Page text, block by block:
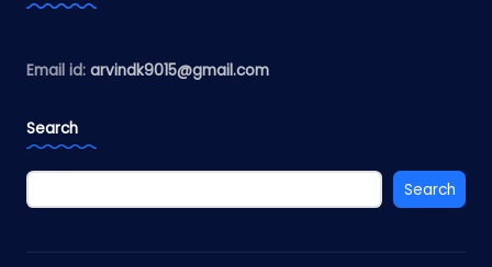
Email id: arvindk9015@gmail.com
Search
Search